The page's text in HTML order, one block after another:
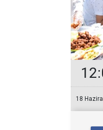
18